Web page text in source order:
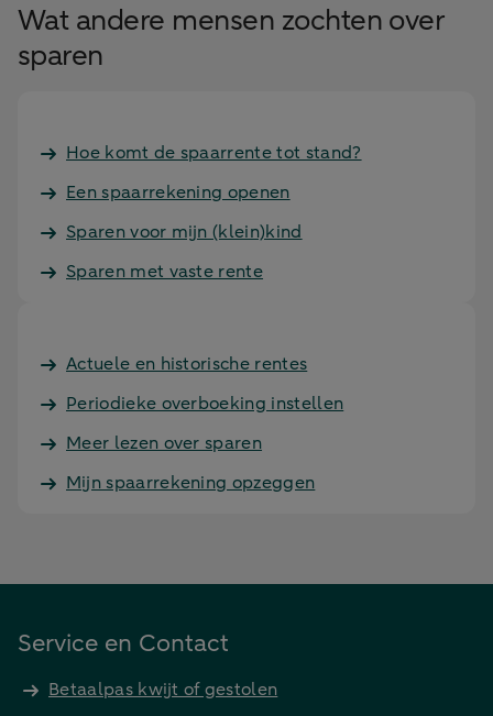
Wat andere mensen zochten over
sparen
Hoe komt de spaarrente tot stand?
Een spaarrekening openen
Sparen voor mijn (klein)kind
Sparen met vaste rente
Actuele en historische rentes
Periodieke overboeking instellen
Meer lezen over sparen
Mijn spaarrekening opzeggen
Service en Contact
Betaalpas kwijt of gestolen